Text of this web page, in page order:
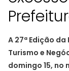
A 27ª Edição
Turismo e
domingo 15, no